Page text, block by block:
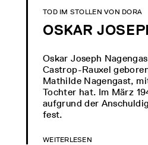
OSKAR
TOD IM STOLLEN VON DORA
Oskar Joseph
Castrop-Rauxel
Mathilde Nagengast,
Tochter hat. Im März
aufgrund der
fest.
WEITERLESEN